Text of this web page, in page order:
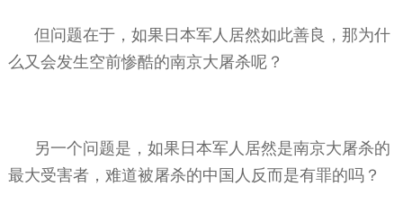
但问题在于，如果日本军人居然如此善良，那为什
么又会发生空前惨酷的南京大屠杀呢？
另一个问题是，如果日本军人居然是南京大屠杀的
最大受害者，难道被屠杀的中国人反而是有罪的吗？